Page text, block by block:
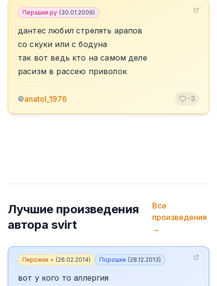
Перашки.ру (30.01.2009)
дантес любил стрелять арапов
со скуки или с бодуна
так вот ведь кто на самом деле
расизм в рассею приволок
©anatol_1976 -3
Лучшие произведения
автора svirt
Все
произведения
→
Пирожки + (26.02.2014) Порошки (28.12.2013)
вот у кого то аллергия